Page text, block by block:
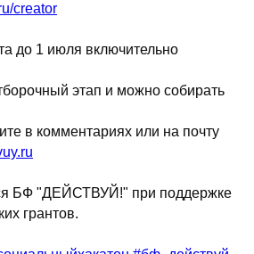
creator
до 1 июля включительно
этап и можно собирать
в комментариях или на почту
БФ "ДЕЙСТВУЙ!" при поддержке
грантов.